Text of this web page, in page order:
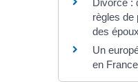
Divorce :
règles de
des
Un
en